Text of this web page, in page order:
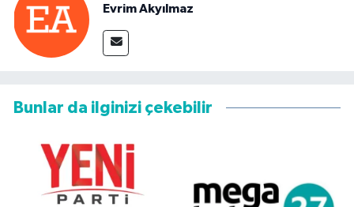
Evrim Akyılmaz
Bunlar da ilginizi çekebilir